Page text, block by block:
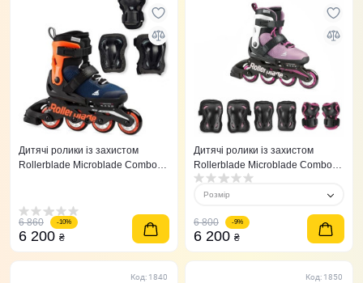
Дитячі ролики із захистом
Rollerblade Microblade Combo
6 860 -10%
6 200 ₴
Дитячі ролики із захистом
Rollerblade Microblade Combo
Rosa Blanco 36,5-40,5
Розмір
6 800 -9%
6 200 ₴
Код: 1840 Код: 1850